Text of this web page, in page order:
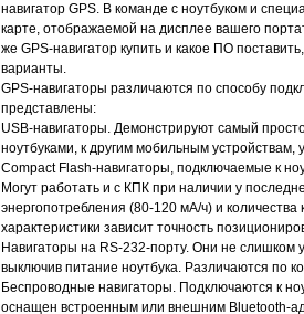
навигатор GPS. В команде с ноутбуком и
карте, отображаемой на дисплее вашего
же GPS-навигатор купить и какое ПО
варианты.
GPS-навигаторы различаются по способу
представлены:
USB-навигаторы. Демонстрируют самый
ноутбуками, к другим мобильным устройствам,
Compact Flash-навигаторы, подключаемые к
Могут работать и с КПК при наличии у
энергопотребления (80-120 мА/ч) и
характеристики зависит точность
Навигаторы на RS-232-порту. Они не слишком
выключив питание ноутбука. Различаются по
Беспроводные навигаторы. Подключаются к
оснащен встроенным или внешним Bluetooth-